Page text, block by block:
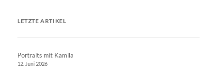
LETZTE ARTIKEL
Portraits mit Kamila
12. Juni 2026